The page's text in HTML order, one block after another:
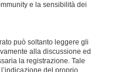
e la sensibilità dei
può soltanto leggere gli
alla discussione ed
la registrazione. Tale
del proprio